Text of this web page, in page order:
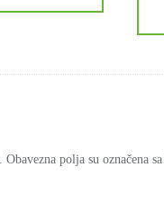
Obavezna polja su označena sa